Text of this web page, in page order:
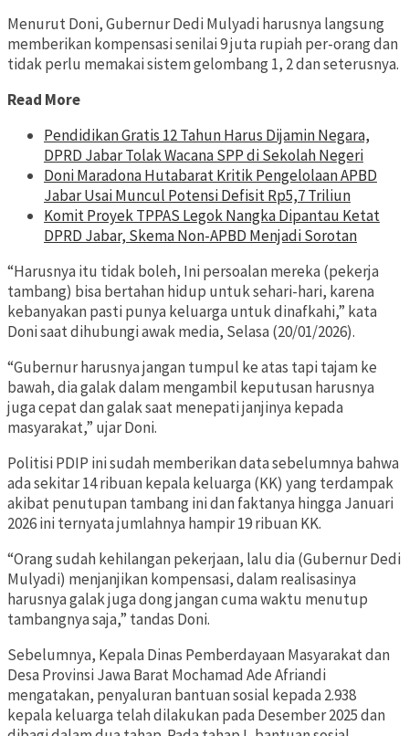
Menurut Doni, Gubernur Dedi Mulyadi harusnya langsung
memberikan kompensasi senilai 9 juta rupiah per-orang dan
tidak perlu memakai sistem gelombang 1, 2 dan seterusnya.
Read More
Pendidikan Gratis 12 Tahun Harus Dijamin Negara,
DPRD Jabar Tolak Wacana SPP di Sekolah Negeri
Doni Maradona Hutabarat Kritik Pengelolaan APBD
Jabar Usai Muncul Potensi Defisit Rp5,7 Triliun
Komit Proyek TPPAS Legok Nangka Dipantau Ketat
DPRD Jabar, Skema Non-APBD Menjadi Sorotan
“Harusnya itu tidak boleh, Ini persoalan mereka (pekerja
tambang) bisa bertahan hidup untuk sehari-hari, karena
kebanyakan pasti punya keluarga untuk dinafkahi,” kata
Doni saat dihubungi awak media, Selasa (20/01/2026).
“Gubernur harusnya jangan tumpul ke atas tapi tajam ke
bawah, dia galak dalam mengambil keputusan harusnya
juga cepat dan galak saat menepati janjinya kepada
masyarakat,” ujar Doni.
Politisi PDIP ini sudah memberikan data sebelumnya bahwa
ada sekitar 14 ribuan kepala keluarga (KK) yang terdampak
akibat penutupan tambang ini dan faktanya hingga Januari
2026 ini ternyata jumlahnya hampir 19 ribuan KK.
“Orang sudah kehilangan pekerjaan, lalu dia (Gubernur Dedi
Mulyadi) menjanjikan kompensasi, dalam realisasinya
harusnya galak juga dong jangan cuma waktu menutup
tambangnya saja,” tandas Doni.
Sebelumnya, Kepala Dinas Pemberdayaan Masyarakat dan
Desa Provinsi Jawa Barat Mochamad Ade Afriandi
mengatakan, penyaluran bantuan sosial kepada 2.938
kepala keluarga telah dilakukan pada Desember 2025 dan